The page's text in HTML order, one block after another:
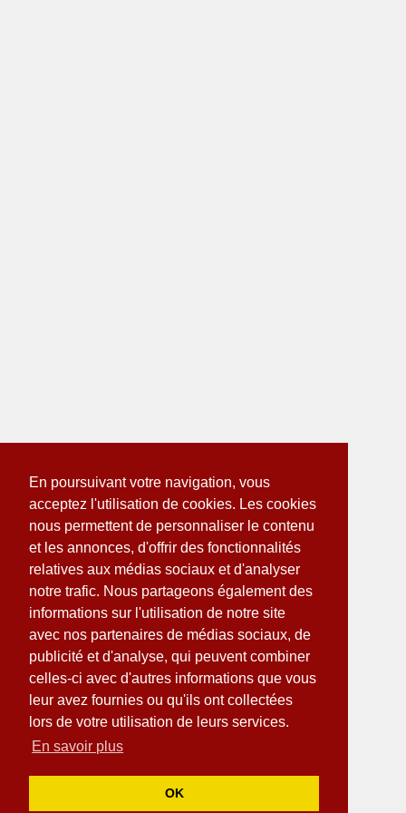
En poursuivant votre navigation, vous
acceptez l'utilisation de cookies. Les cookies
nous permettent de personnaliser le contenu
et les annonces, d'offrir des fonctionnalités
relatives aux médias sociaux et d'analyser
notre trafic. Nous partageons également des
informations sur l'utilisation de notre site
avec nos partenaires de médias sociaux, de
publicité et d'analyse, qui peuvent combiner
celles-ci avec d'autres informations que vous
leur avez fournies ou qu'ils ont collectées
lors de votre utilisation de leurs services.
En savoir plus
OK